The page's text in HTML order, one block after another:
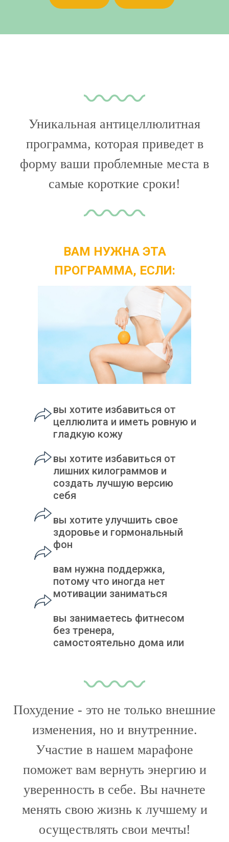
Уникальная антицеллюлитная
программа, которая приведет в
форму ваши проблемные места в
самые короткие сроки!
вы хотите избавиться от
целлюлита и иметь ровную и
гладкую кожу
вы хотите избавиться от
лишних килограммов и
создать лучшую версию
себя
вы хотите улучшить свое
здоровье и гормональный
фон
вам нужна поддержка,
потому что иногда нет
мотивации заниматься
вы занимаетесь фитнесом
без тренера,
самостоятельно дома или
ВАМ НУЖНА ЭТА
ПРОГРАММА, ЕСЛИ:
Похудение - это не только внешние
изменения, но и внутренние.
Участие в нашем марафоне
поможет вам вернуть энергию и
уверенность в себе. Вы начнете
менять свою жизнь к лучшему и
осуществлять свои мечты!